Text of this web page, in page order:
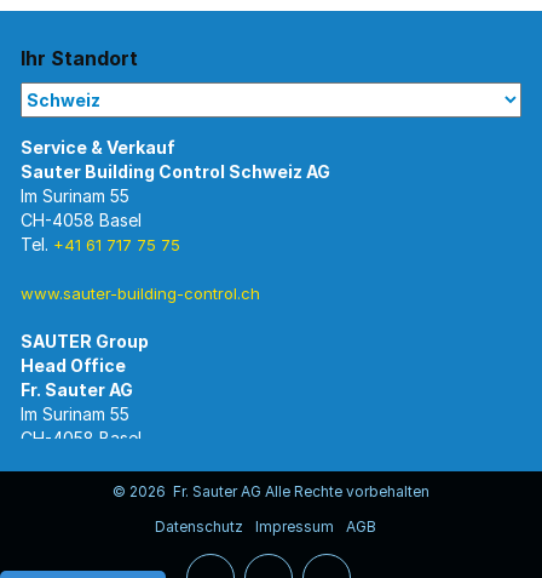
Ihr Standort
Service & Verkauf
Im Surinam 55
CH-4058 Basel
Tel. +41 61 717 75 75
www.sauter-building-control.ch
SAUTER Group
Head Office
Im Surinam 55
CH-4058 Basel
www.sauter-controls.com
© 2026 Fr. Sauter AG Alle Rechte vorbehalten
Datenschutz
Impressum AGB